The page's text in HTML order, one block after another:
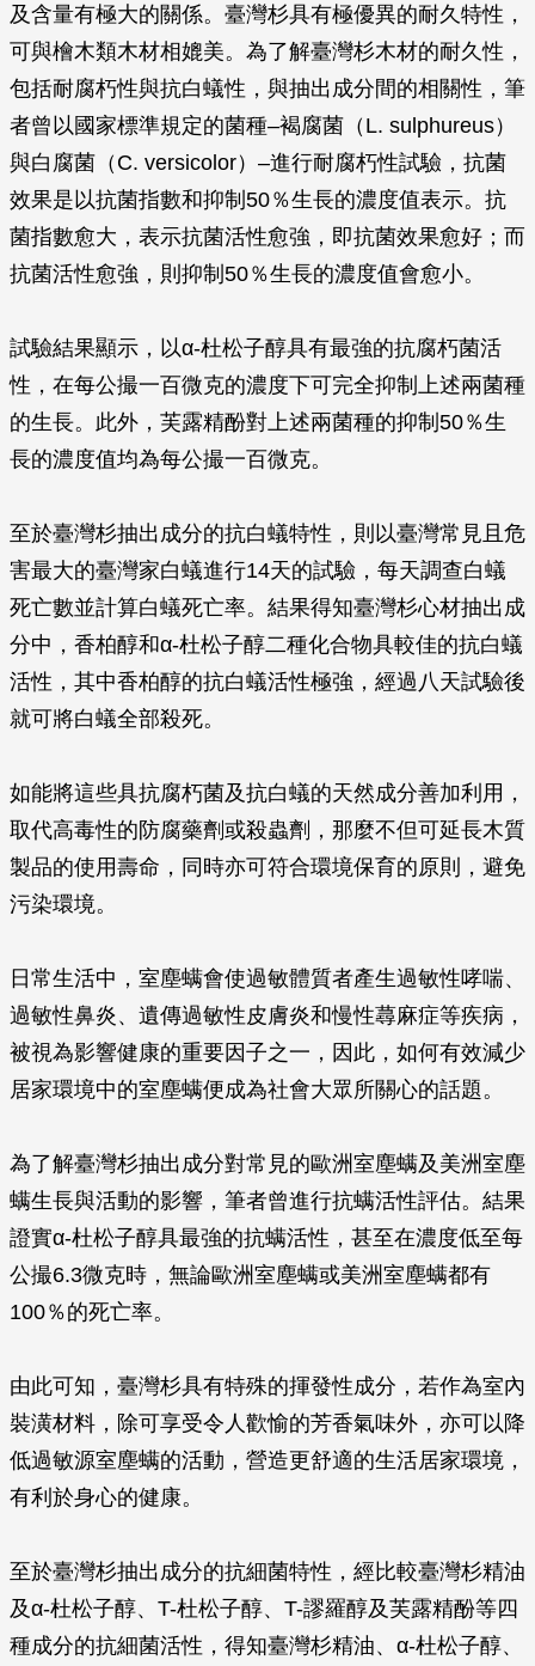
及含量有極大的關係。臺灣杉具有極優異的耐久特性，
可與檜木類木材相媲美。為了解臺灣杉木材的耐久性，
包括耐腐朽性與抗白蟻性，與抽出成分間的相關性，筆
者曾以國家標準規定的菌種–褐腐菌（ L. sulphureus）
與白腐菌（ C. versicolor）–進行耐腐朽性試驗，抗菌
效果是以抗菌指數和抑制50％生長的濃度值表示。抗
菌指數愈大，表示抗菌活性愈強，即抗菌效果愈好；而
抗菌活性愈強，則抑制50％生長的濃度值會愈小。
試驗結果顯示，以α-杜松子醇具有最強的抗腐朽菌活
性，在每公撮一百微克的濃度下可完全抑制上述兩菌種
的生長。此外，芙露精酚對上述兩菌種的抑制50％生
長的濃度值均為每公撮一百微克。
至於臺灣杉抽出成分的抗白蟻特性，則以臺灣常見且危
害最大的臺灣家白蟻進行14天的試驗，每天調查白蟻
死亡數並計算白蟻死亡率。結果得知臺灣杉心材抽出成
分中，香柏醇和α-杜松子醇二種化合物具較佳的抗白蟻
活性，其中香柏醇的抗白蟻活性極強，經過八天試驗後
就可將白蟻全部殺死。
如能將這些具抗腐朽菌及抗白蟻的天然成分善加利用，
取代高毒性的防腐藥劑或殺蟲劑，那麼不但可延長木質
製品的使用壽命，同時亦可符合環境保育的原則，避免
污染環境。
日常生活中，室塵螨會使過敏體質者產生過敏性哮喘、
過敏性鼻炎、遺傳過敏性皮膚炎和慢性蕁麻症等疾病，
被視為影響健康的重要因子之一，因此，如何有效減少
居家環境中的室塵螨便成為社會大眾所關心的話題。
為了解臺灣杉抽出成分對常見的歐洲室塵螨及美洲室塵
螨生長與活動的影響，筆者曾進行抗螨活性評估。結果
證實α-杜松子醇具最強的抗螨活性，甚至在濃度低至每
公撮6.3微克時，無論歐洲室塵螨或美洲室塵螨都有
100％的死亡率。
由此可知，臺灣杉具有特殊的揮發性成分，若作為室內
裝潢材料，除可享受令人歡愉的芳香氣味外，亦可以降
低過敏源室塵螨的活動，營造更舒適的生活居家環境，
有利於身心的健康。
至於臺灣杉抽出成分的抗細菌特性，經比較臺灣杉精油
及α-杜松子醇、T-杜松子醇、T-謬羅醇及芙露精酚等四
種成分的抗細菌活性，得知臺灣杉精油、α-杜松子醇、